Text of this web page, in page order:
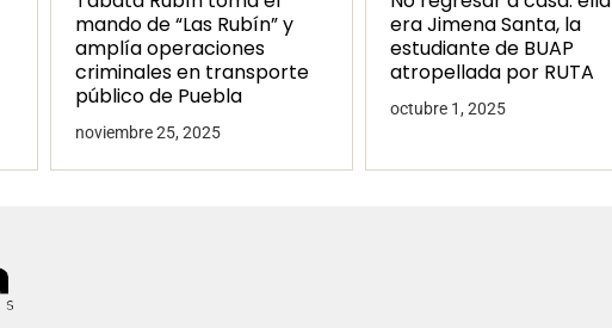
mando de “Las Rubín” y
amplía operaciones
criminales en transporte
público de Puebla
noviembre 25, 2025
era Jimena Santa, la
estudiante de BUAP
atropellada por RUTA
octubre 1, 2025